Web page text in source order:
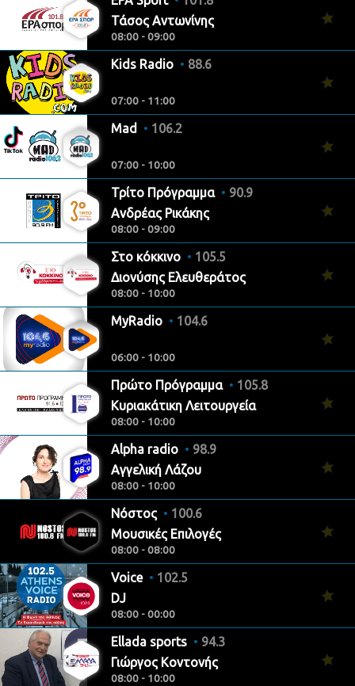
Τάσος Αντωνίνης
08:00 - 09:00
Kids Radio 88.6
07:00 - 11:00
Mad 106.2
07:00 - 10:00
Τρίτο Πρόγραμμα
90.9
Ανδρέας Ρικάκης
08:00 - 09:00
Στο κόκκινο
105.5
Διονύσης Ελευθεράτος
08:00 - 10:00
MyRadio 104.6
06:00 - 10:00
Πρώτο Πρόγραμμα
105.8
Κυριακάτικη Λειτουργεία
08:00 - 10:00
Alpha radio
98.9
Αγγελική Λάζου
08:00 - 10:00
Νόστος
100.6
Μουσικές Επιλογές
08:00 - 08:00
Voice
102.5
DJ
08:00 - 00:00
Ellada sports
94.3
Γιώργος Κοντονής
08:00 - 10:00